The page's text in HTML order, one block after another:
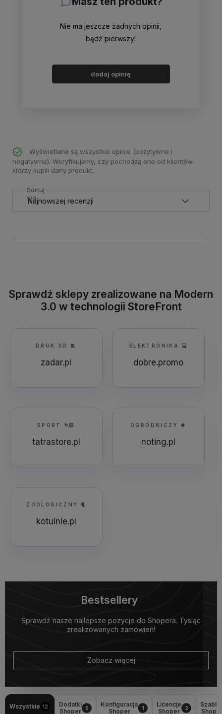
Masz ten produkt?
Nie ma jeszcze żadnych opinii,
bądź pierwszy!
dodaj opinię
Wyświetlane są wszystkie opinie (pozytywne i
negatywne). Weryfikujemy, czy pochodzą one od klientów,
którzy kupili dany produkt.
Sortuj
wg
Sprawdź sklepy zrealizowane na Modern
3.0 w technologii StoreFront
zadar.pl dobre.promo
tatrastore.pl noting.pl
kotulnie.pl
Bestsellery
Sprawdź nasze najlepsze pozycje do Shopera. Tysiąc
zrealizowanych zamówień!
Zobacz więcej
Wszystkie
Dodatki
Konfiguracja
Licencje